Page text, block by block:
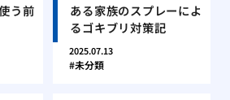
う前
ある家族のスプレーによ
るゴキブリ対策記
2025.07.13
未分類